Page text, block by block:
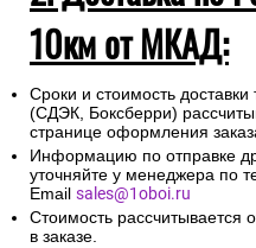
10км от МКАД:
Сроки и стоимость
(СДЭК, Боксберри)
странице оформления
Информацию по отправке
уточняйте у менеджера по
Email sales@1oboi.ru
Стоимость рассчитывается
в заказе.